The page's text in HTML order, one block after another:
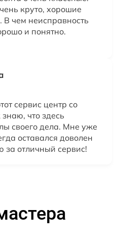
круто, хорошие
В чем неисправность
и понятно.
сервис центр со
что здесь
своего дела. Мне уже
оставался доволен
за отличный сервис!